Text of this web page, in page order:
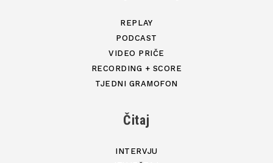
REPLAY
PODCAST
VIDEO PRIČE
RECORDING + SCORE
TJEDNI GRAMOFON
Čitaj
INTERVJU